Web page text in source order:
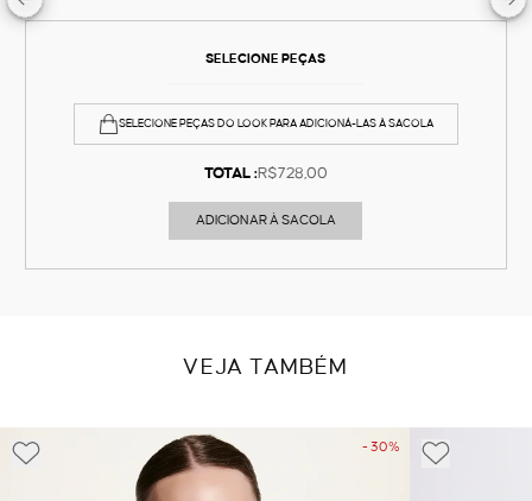
SELECIONE PEÇAS
SELECIONE PEÇAS DO LOOK PARA ADICIONÁ-LAS À SACOLA
TOTAL :R$728,00
ADICIONAR À SACOLA
VEJA TAMBÉM
- 30%